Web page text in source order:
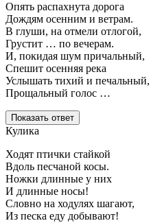
Опять распахнута дорога
Дождям осенним и ветрам.
В глуши, на отмели отлогой,
Грустит … по вечерам.
И, покидая шум причальный,
Спешит осенняя река
Услышать тихий и печальный,
Прощальный голос …
Показать ответ
Кулика
Ходят птички стайкой
Вдоль песчаной косы.
Ножки длинные у них
И длинные носы!
Словно на ходулях шагают,
Из песка еду добывают!